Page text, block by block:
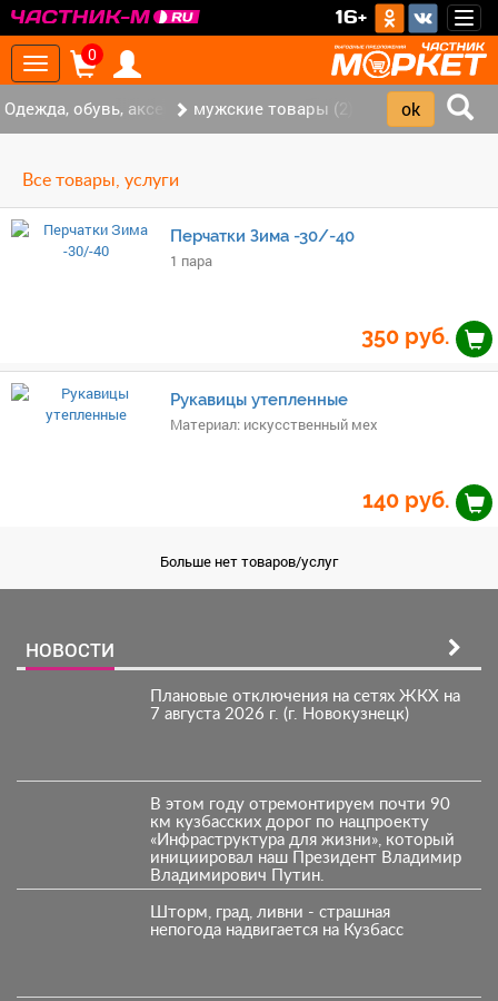
16+
Toggle
navigation
0
Одежда, обувь, аксессуары (5)мужские товары (2)
Все товары, услуги
Перчатки Зима -30/-40
1 пара
350 руб.
Рукавицы утепленные
Материал: искусственный мех
140 руб.
Больше нет товаров/услуг
НОВОСТИ
Плановые отключения на сетях ЖКХ на
7 августа 2026 г. (г. Новокузнецк)
В этом году отремонтируем почти 90
км кузбасских дорог по нацпроекту
«Инфраструктура для жизни», который
инициировал наш Президент Владимир
Владимирович Путин.
Шторм, град, ливни - страшная
непогода надвигается на Кузбасс